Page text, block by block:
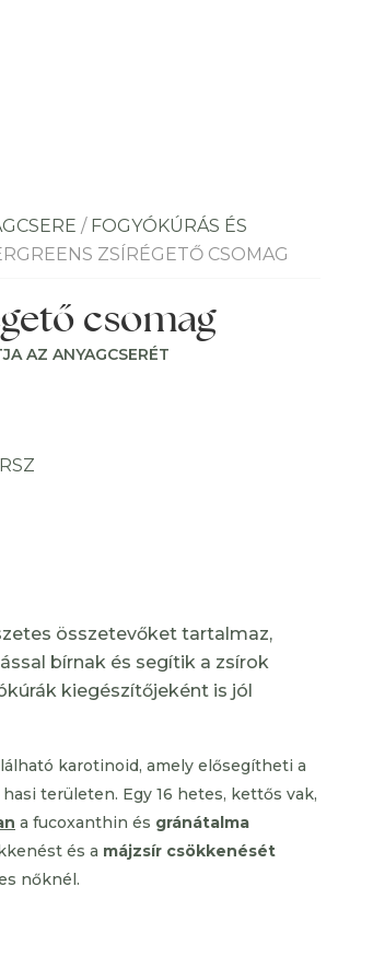
/ FOGYÓKÚRÁS ÉS
ZSÍRÉGETŐ CSOMAG
csomag
AZ ANYAGCSERÉT
összetevőket tartalmaz,
bírnak és segítik a zsírok
kiegészítőjeként is jól
karotinoid, amely elősegítheti a
területen. Egy 16 hetes, kettős vak,
a fucoxanthin és gránátalma
és a májzsír csökkenését
nőknél.